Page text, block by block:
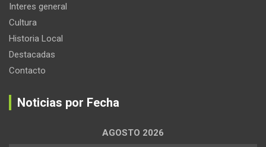
Interes general
Cultura
Historia Local
Destacadas
Contacto
Noticias por Fecha
AGOSTO 2026